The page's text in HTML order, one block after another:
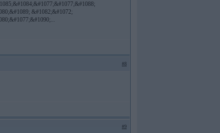
&#1082;&#1072;
#8
#9